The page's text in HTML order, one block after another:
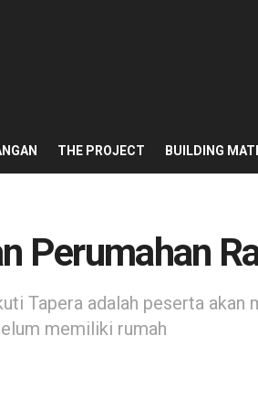
THE PROJECT BUILDING
Perumahan
Tapera adalah peserta akan
memiliki rumah